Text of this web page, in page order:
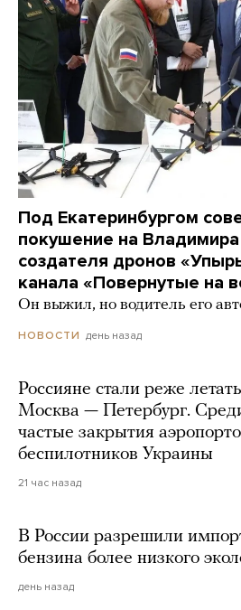
Под Екатеринбургом
покушение на
создателя дронов
канала «Повернутые на
Он выжил, но водитель его
НОВОСТИ день назад
Россияне стали реже
Москва — Петербург.
частые закрытия
беспилотников Украины
21 час назад
В России разрешили
бензина более низкого
день назад